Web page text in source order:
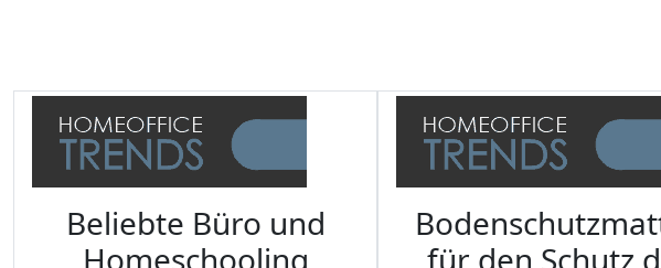
Beliebte Büro und
Homeschooling
für den Schutz